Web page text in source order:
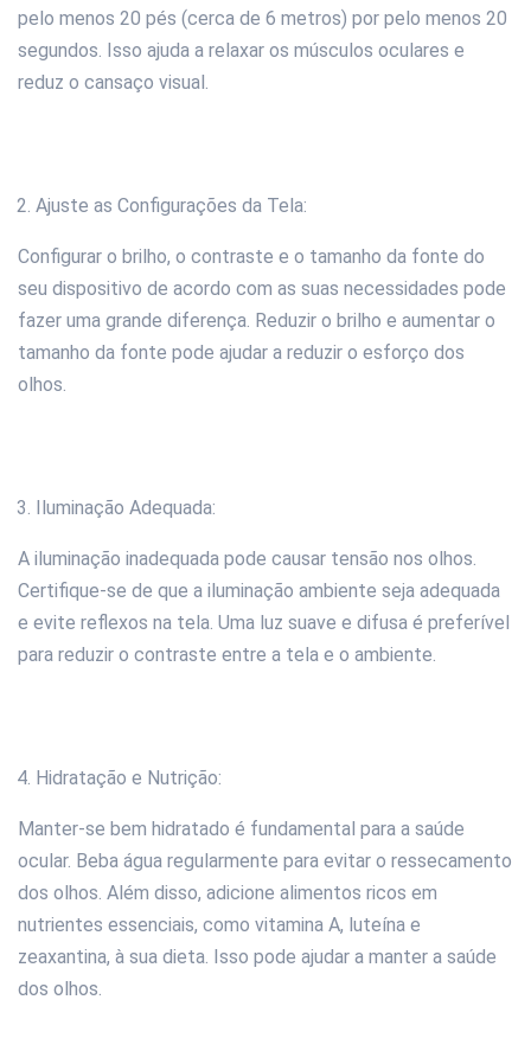
pelo menos 20 pés (cerca de 6 metros) por pelo menos 20
segundos. Isso ajuda a relaxar os músculos oculares e
reduz o cansaço visual.
Ajuste as Configurações da Tela:
Configurar o brilho, o contraste e o tamanho da fonte do
seu dispositivo de acordo com as suas necessidades pode
fazer uma grande diferença. Reduzir o brilho e aumentar o
tamanho da fonte pode ajudar a reduzir o esforço dos
olhos.
Iluminação Adequada:
A iluminação inadequada pode causar tensão nos olhos.
Certifique-se de que a iluminação ambiente seja adequada
e evite reflexos na tela. Uma luz suave e difusa é preferível
para reduzir o contraste entre a tela e o ambiente.
Hidratação e Nutrição:
Manter-se bem hidratado é fundamental para a saúde
ocular. Beba água regularmente para evitar o ressecamento
dos olhos. Além disso, adicione alimentos ricos em
nutrientes essenciais, como vitamina A, luteína e
zeaxantina, à sua dieta. Isso pode ajudar a manter a saúde
dos olhos.